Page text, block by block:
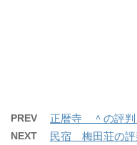
PREV 正暦寺 ＾の評判
NEXT 民宿 梅田荘の評